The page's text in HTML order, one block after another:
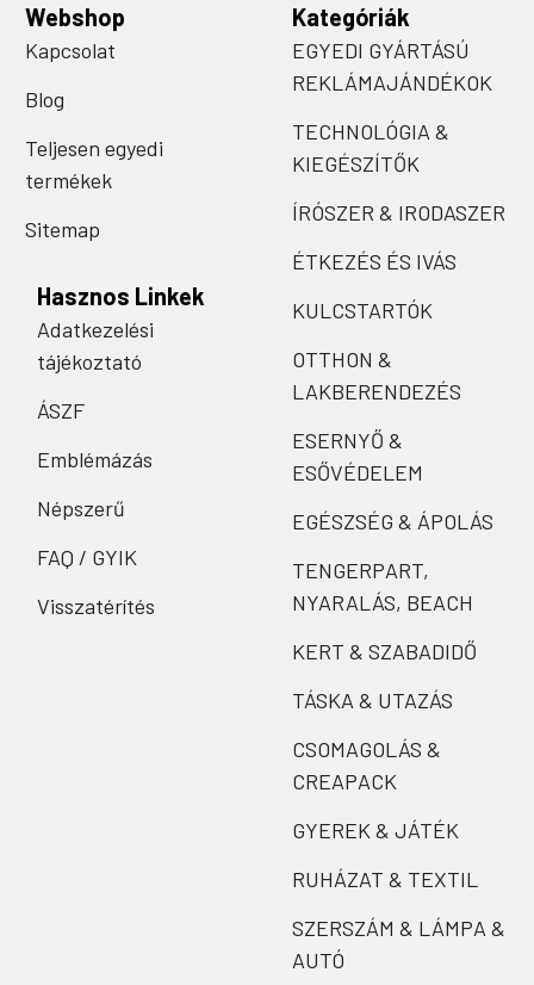
Webshop
Kapcsolat
Blog
Teljesen egyedi
termékek
Sitemap
Hasznos Linkek
Adatkezelési
tájékoztató
ÁSZF
Emblémázás
Népszerű
FAQ / GYIK
Visszatérítés
Kategóriák
EGYEDI GYÁRTÁSÚ
REKLÁMAJÁNDÉKOK
TECHNOLÓGIA &
KIEGÉSZÍTŐK
ÍRÓSZER & IRODASZER
ÉTKEZÉS ÉS IVÁS
KULCSTARTÓK
OTTHON &
LAKBERENDEZÉS
ESERNYŐ &
ESŐVÉDELEM
EGÉSZSÉG & ÁPOLÁS
TENGERPART,
NYARALÁS, BEACH
KERT & SZABADIDŐ
TÁSKA & UTAZÁS
CSOMAGOLÁS &
CREAPACK
GYEREK & JÁTÉK
RUHÁZAT & TEXTIL
SZERSZÁM & LÁMPA &
AUTÓ